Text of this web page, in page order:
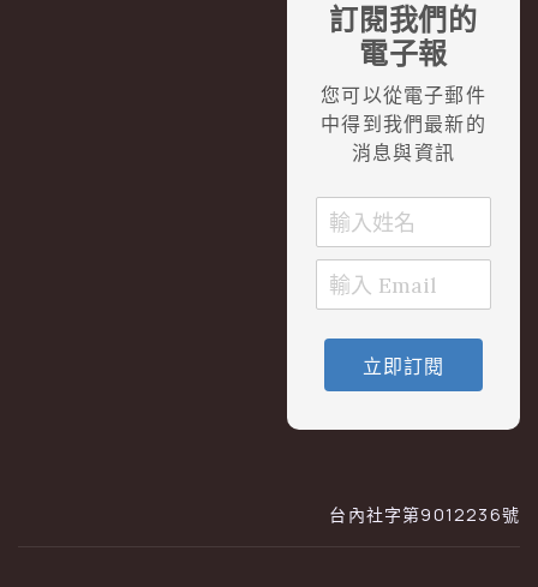
訂閱我們的
電子報
您可以從電子郵件
中得到我們最新的
消息與資訊
立即訂閱
台內社字第9012236號